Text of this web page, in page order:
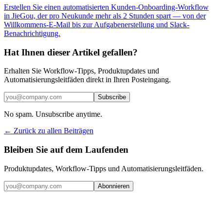
Erstellen Sie einen automatisierten Kunden-Onboarding-Workflow
in JieGou, der pro Neukunde mehr als 2 Stunden spart — von der
Willkommens-E-Mail bis zur Aufgabenerstellung und Slack-
Benachrichtigung.
Hat Ihnen dieser Artikel gefallen?
Erhalten Sie Workflow-Tipps, Produktupdates und
Automatisierungsleitfäden direkt in Ihren Posteingang.
Subscribe
No spam. Unsubscribe anytime.
← Zurück zu allen Beiträgen
Bleiben Sie auf dem Laufenden
Produktupdates, Workflow-Tipps und Automatisierungsleitfäden.
Abonnieren